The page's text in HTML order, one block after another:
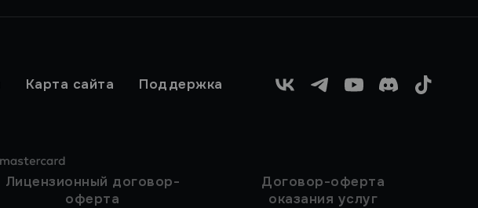
Карта сайта Поддержка VK TelegramYouTubeDiscordTikTok
Лицензионный договор-
оферта
Договор-оферта
оказания услуг